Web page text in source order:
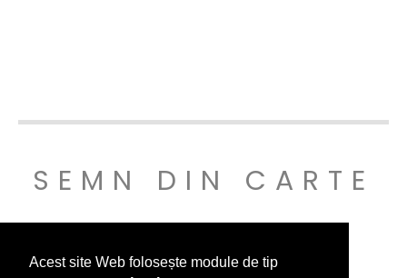
Acest site Web folosește module de tip
SEMN DIN CARTE